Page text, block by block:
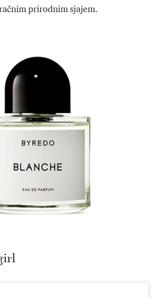
prirodnim sjajem.